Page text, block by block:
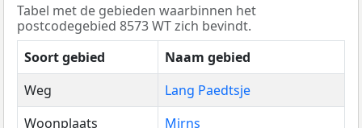
Tabel met de gebieden waarbinnen het
postcodegebied 8573 WT zich bevindt.
Soort gebied
Naam gebied
Weg
Lang Paedtsje
Woonplaats
Mirns